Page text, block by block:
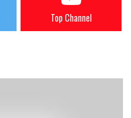
Top Channel